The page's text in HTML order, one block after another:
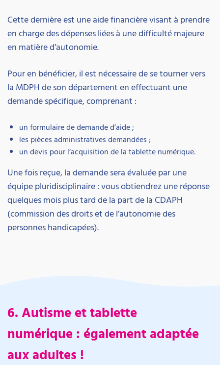
Cette dernière est une aide financière visant à prendre
en charge des dépenses liées à une difficulté majeure
en matière d’autonomie.
Pour en bénéficier, il est nécessaire de se tourner vers
la MDPH de son département en effectuant une
demande spécifique, comprenant :
un formulaire de demande d’aide ;
les pièces administratives demandées ;
un devis pour l’acquisition de la tablette numérique.
Une fois reçue, la demande sera évaluée par une
équipe pluridisciplinaire : vous obtiendrez une réponse
quelques mois plus tard de la part de la CDAPH
(commission des droits et de l’autonomie des
personnes handicapées).
6. Autisme et tablette
numérique : également adaptée
aux adultes !